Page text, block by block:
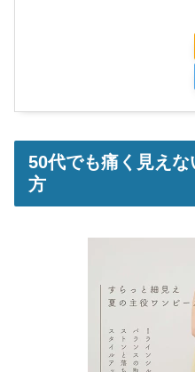
50代でも痛く見え
方